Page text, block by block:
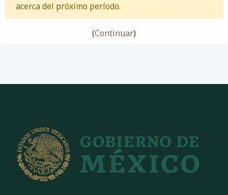
acerca del próximo período.
(Continuar)